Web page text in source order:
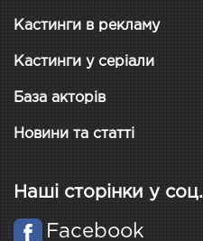
Кастинги в рекламу
Кастинги у серіали
База акторів
Новини та статті
Наші сторінки у
Facebook